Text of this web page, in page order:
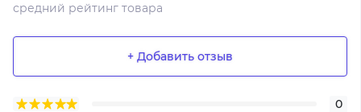
средний рейтинг товара
+ Добавить отзыв
0